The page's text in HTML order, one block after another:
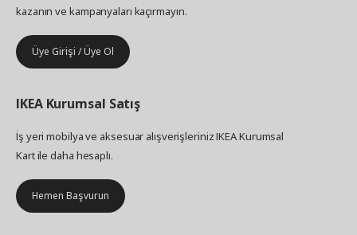
kazanın ve kampanyaları kaçırmayın.
Üye Girişi / Üye Ol
IKEA Kurumsal Satış
İş yeri mobilya ve aksesuar alışverişleriniz IKEA Kurumsal
Kart ile daha hesaplı.
Hemen Başvurun